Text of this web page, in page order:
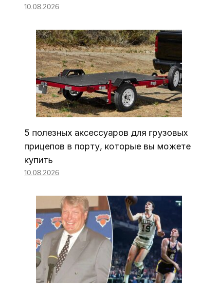
10.08.2026
5 полезных аксессуаров для грузовых
прицепов в порту, которые вы можете
купить
10.08.2026